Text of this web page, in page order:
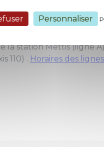
Personnaliser
tickets de bus et
de 5 minutes depuis la
la station Mettis (ligne
110) . Horaires des